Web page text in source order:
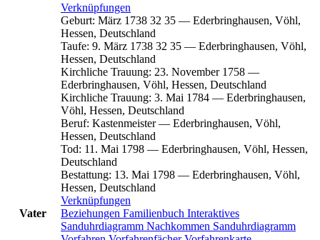
Vater
Verknüpfungen
Geburt: März 1738 32 35 — Ederbringhausen, Vöhl,
Hessen, Deutschland
Taufe: 9. März 1738 32 35 — Ederbringhausen, Vöhl,
Hessen, Deutschland
Kirchliche Trauung: 23. November 1758 —
Ederbringhausen, Vöhl, Hessen, Deutschland
Kirchliche Trauung: 3. Mai 1784 — Ederbringhausen,
Vöhl, Hessen, Deutschland
Beruf: Kastenmeister— Ederbringhausen, Vöhl,
Hessen, Deutschland
Tod: 11. Mai 1798 — Ederbringhausen, Vöhl, Hessen,
Deutschland
Bestattung: 13. Mai 1798 — Ederbringhausen, Vöhl,
Hessen, Deutschland
Verknüpfungen
Beziehungen Familienbuch Interaktives
Sanduhrdiagramm Nachkommen Sanduhrdiagramm